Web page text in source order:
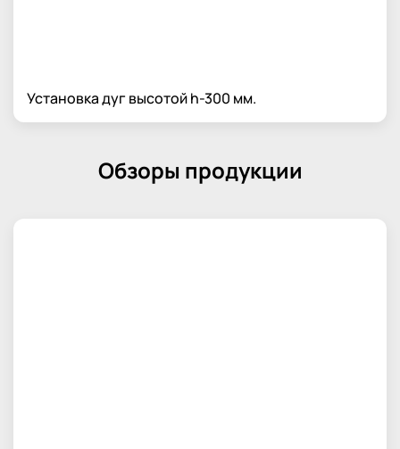
Установка дуг высотой h-300 мм.
Обзоры продукции